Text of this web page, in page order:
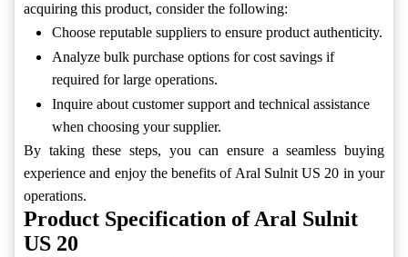
acquiring this product, consider the following:
Choose reputable suppliers to ensure product authenticity.
Analyze bulk purchase options for cost savings if
required for large operations.
Inquire about customer support and technical assistance
when choosing your supplier.
By taking these steps, you can ensure a seamless buying
experience and enjoy the benefits of Aral Sulnit US 20 in your
operations.
Product Specification of Aral Sulnit
US 20